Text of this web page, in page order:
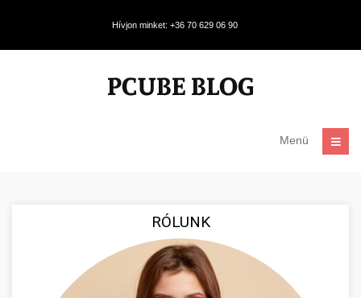
Hívjon minket: +36 70 629 06 90
Menü
RÓLUNK